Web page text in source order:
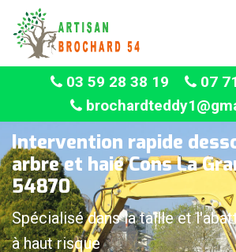
03 59 28 38 19
07
Intervention rapide
arbre et haie Cons La
54870
Spécialisé dans la taille et
à haut risque